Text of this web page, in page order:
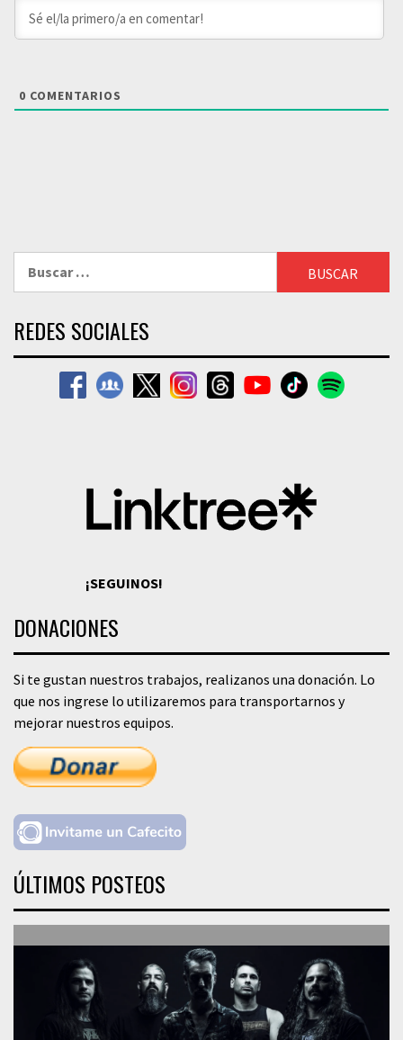
0 COMENTARIOS
REDES SOCIALES
¡SEGUINOS!
DONACIONES
Si te gustan nuestros trabajos, realizanos una donación. Lo
que nos ingrese lo utilizaremos para transportarnos y
mejorar nuestros equipos.
ÚLTIMOS POSTEOS